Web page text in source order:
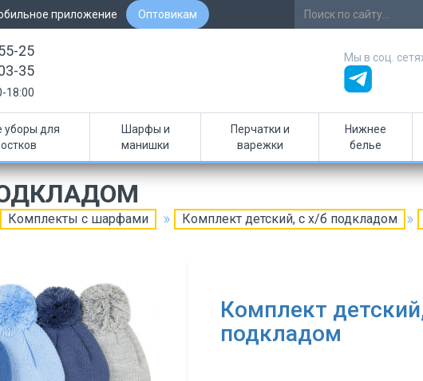
приложение Оптовикам
25
35
18:00
Мы в соц.
уборы для
Шарфы и
манишки
Перчатки и
варежки
Нижнее
белье
Комплекты с шарфами Комплект детский, с х/б подкладом
Комплект
подкладом